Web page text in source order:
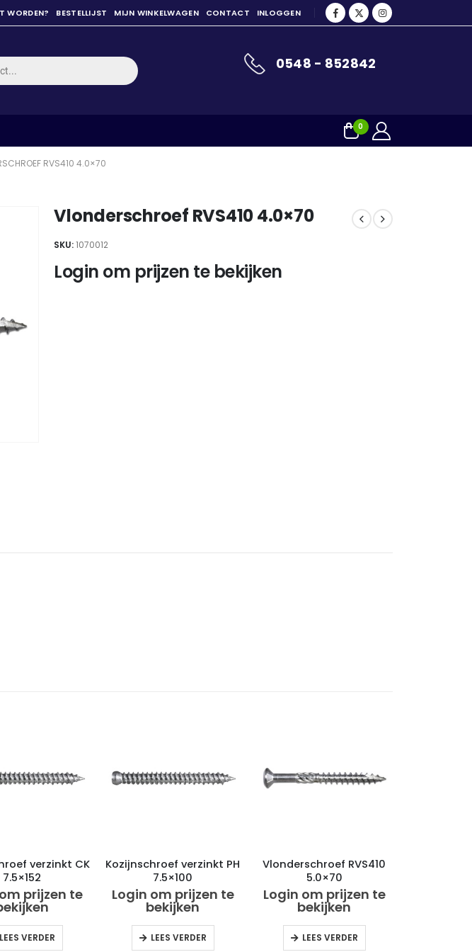
WORDEN? BESTELLIJST MIJN WINKELWAGEN CONTACT INLOGGEN
0548 - 852842
0
RVS410 4.0×70
Vlonderschroef RVS410 4.0×70
SKU:1070012
Login om prijzen te bekijken
verzinkt CK
7.5×152
prijzen te
LEES VERDER
Kozijnschroef verzinkt PH
7.5×100
Login om prijzen te
bekijken
LEES VERDER
Vlonderschroef RVS410
5.0×70
Login om prijzen te
bekijken
LEES VERDER